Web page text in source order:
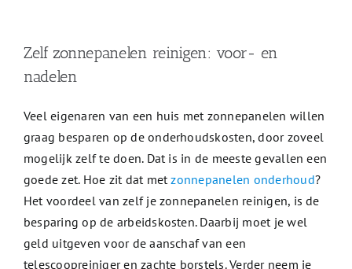
Zelf zonnepanelen reinigen: voor- en
nadelen
Veel eigenaren van een huis met zonnepanelen willen
graag besparen op de onderhoudskosten, door zoveel
mogelijk zelf te doen. Dat is in de meeste gevallen een
goede zet. Hoe zit dat metzonnepanelen onderhoud?
Het voordeel van zelf je zonnepanelen reinigen, is de
besparing op de arbeidskosten. Daarbij moet je wel
geld uitgeven voor de aanschaf van een
telescoopreiniger en zachte borstels. Verder neem je